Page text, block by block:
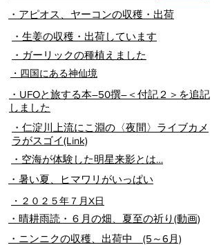
​・アピオス、ヤーコンの収穫・出荷
​・生姜の収穫・出荷しています
​・ガーリックの種植えました
・四国にある神仙境
・UFOと旅する本―50撰―＜付記２ ＞ を追記
しました
​・仁淀川上流にこ淵の〈夜間〉ライブカメ
ラがスゴイ(Link)
・空海が体験した明星来影とは…
​・暑い夏、ヒマワリがいっぱい
・２０２５年７月X日
​・晴耕雨読・６月の畑、夏至の祈り(動画)
​・ニンニクの収穫、出荷中 (5～6月)